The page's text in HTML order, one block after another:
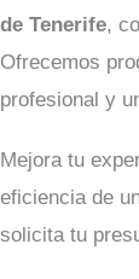
de Tenerife,
Ofrecemos
profesional y
Mejora tu
eficiencia de
solicita tu